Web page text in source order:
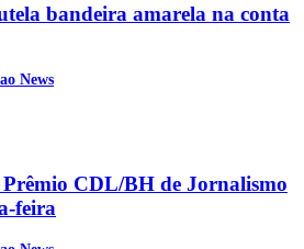
bandeira amarela na conta
News
Prêmio CDL/BH de Jornalismo
feira